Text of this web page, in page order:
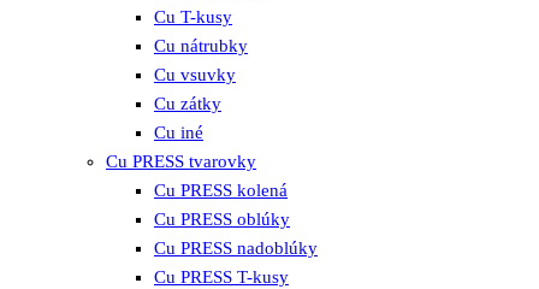
Cu T-kusy
Cu nátrubky
Cu vsuvky
Cu zátky
Cu iné
Cu PRESS tvarovky
Cu PRESS kolená
Cu PRESS oblúky
Cu PRESS nadoblúky
Cu PRESS T-kusy